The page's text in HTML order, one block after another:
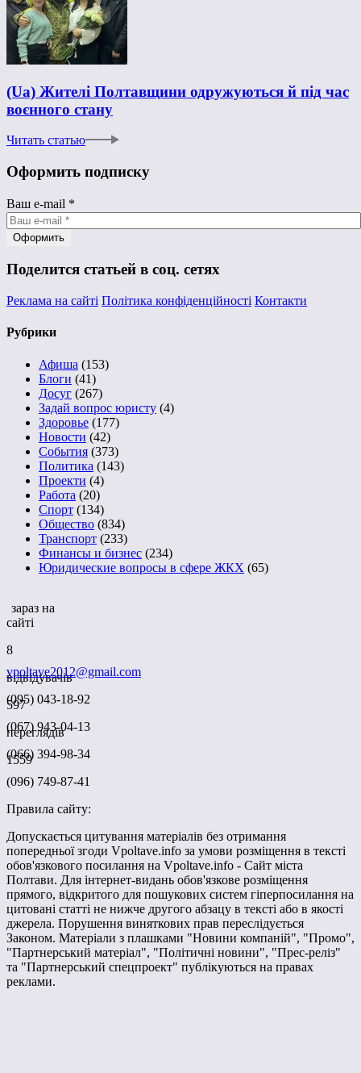
(Ua) Жителі Полтавщини одружуються й під час
воєнного стану
Читать статью
Оформить подписку
Ваш e-mail *
Поделится статьей в соц. сетях
Реклама на сайті Політика конфіденційності Контакти
Рубрики
Афиша (153)
Блоги (41)
Досуг (267)
Задай вопрос юристу (4)
Здоровье (177)
Новости (42)
События (373)
Политика (143)
Проекти (4)
Работа (20)
Спорт (134)
Общество (834)
Транспорт (233)
Финансы и бизнес (234)
Юридические вопросы в сфере ЖКХ (65)
зараз на
сайті
8
відвідувачів
597
переглядів
1559
vpoltave2012@gmail.com
(095) 043-18-92
(067) 943-04-13
(066) 394-98-34
(096) 749-87-41
Правила сайту:
Допускається цитування матеріалів без отримання
попередньої згоди Vpoltave.info за умови розміщення в тексті
обов'язкового посилання на Vpoltave.info - Сайт міста
Полтави. Для інтернет-видань обов'язкове розміщення
прямого, відкритого для пошукових систем гіперпосилання на
цитовані статті не нижче другого абзацу в тексті або в якості
джерела. Порушення виняткових прав переслідується
Законом. Матеріали з плашками "Новини компаній", "Промо",
"Партнерський матеріал", "Політичні новини", "Прес-реліз"
та "Партнерський спецпроект" публікуються на правах
реклами.